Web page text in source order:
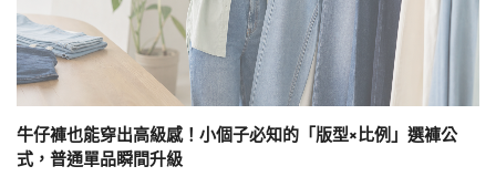
牛仔褲也能穿出高級感！小個子必知的「版型×比例」選褲公
式，普通單品瞬間升級